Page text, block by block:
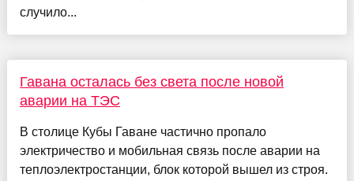
случило...
Гавана осталась без света после новой
аварии на ТЭС
В столице Кубы Гаване частично пропало
электричество и мобильная связь после аварии на
теплоэлектростанции, блок которой вышел из строя.